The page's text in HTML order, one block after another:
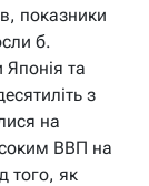
показники
б.
Японія та
з
на
ВВП на
того, як